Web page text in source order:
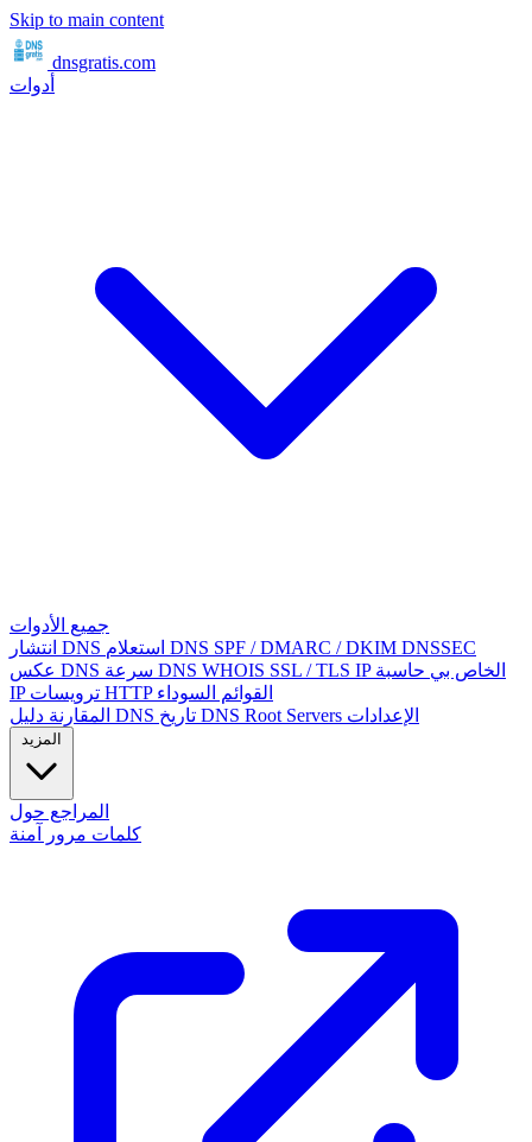
Skip to main content
dnsgratis.com
أدوات
جميع الأدوات
انتشار DNS
استعلام DNS SPF / DMARC / DKIM DNSSEC
عكس DNS
سرعة DNS WHOIS SSL / TLS IP الخاص بي حاسبة
IP
ترويسات HTTP القوائم السوداء
المقارنة دليل DNS تاريخ DNS Root Servers الإعدادات
المراجع حول
كلمات مرور آمنة